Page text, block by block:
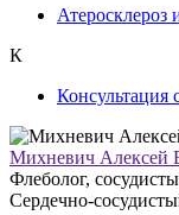
Атеросклероз
К
Консультация
Михневич Алексей
Флеболог,
Сердечно-